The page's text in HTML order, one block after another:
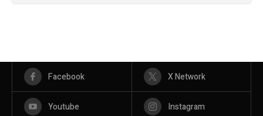
Facebook X Network
Youtube Instagram